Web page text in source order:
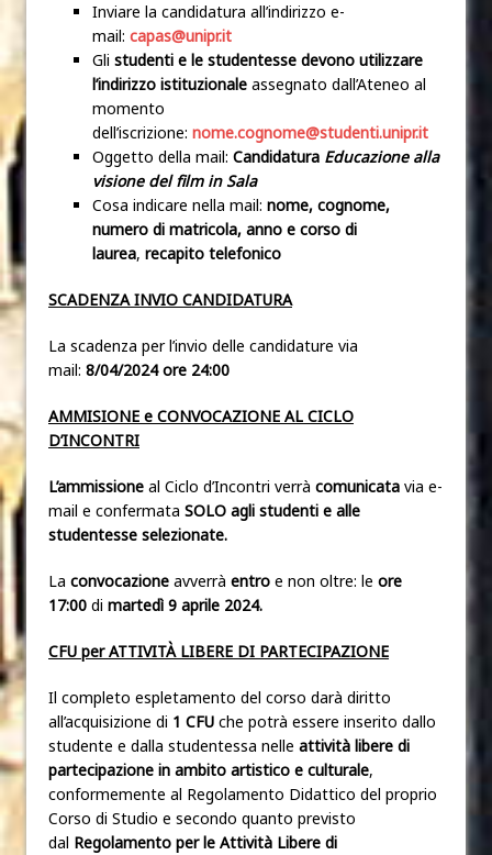
Inviare la candidatura all’indirizzo e-
mail: capas@unipr.it
Gli studenti e le studentesse devono utilizzare
l’indirizzo istituzionale assegnato dall’Ateneo al
momento
dell’iscrizione: nome.cognome@studenti.unipr.it
Oggetto della mail: Candidatura Educazione alla
visione del film in Sala
Cosa indicare nella mail: nome, cognome,
numero di matricola, anno e corso di
laurea, recapito telefonico
SCADENZA INVIO CANDIDATURA
La scadenza per l’invio delle candidature via
mail: 8/04/2024 ore 24:00
AMMISIONE e CONVOCAZIONE AL CICLO
D’INCONTRI
L’ammissione al Ciclo d’Incontri verrà comunicata via e-
mail e confermata SOLO agli studenti e alle
studentesse selezionate.
La convocazione avverrà entro e non oltre: le ore
17:00 di martedì 9 aprile 2024.
CFU per ATTIVITÀ LIBERE DI PARTECIPAZIONE
Il completo espletamento del corso darà diritto
all’acquisizione di 1 CFU che potrà essere inserito dallo
studente e dalla studentessa nelle attività libere di
partecipazione in ambito artistico e culturale,
conformemente al Regolamento Didattico del proprio
Corso di Studio e secondo quanto previsto
dal Regolamento per le Attività Libere di